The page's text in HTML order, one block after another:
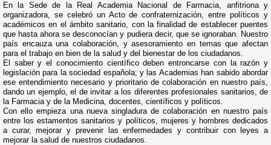
En la Sede de la Real Academia Nacional de Farmacia, anfitriona y
organizadora, se celebró un Acto de confraternización, entre políticos y
académicos en el ámbito sanitario, con la finalidad de establecer puentes
que hasta ahora se desconocían y pudiera decir, que se ignoraban. Nuestro
país encauza una colaboración, y asesoramiento en temas que afectan
para el trabajo en bien de la salud y del bienestar de los ciudadanos.
El saber y el conocimiento científico deben entroncarse con la razón y
legislación para la sociedad española; y las Academias han sabido abordar
ese entendimiento necesario y prioritario de colaboración en nuestro país,
dando un ejemplo, el de invitar a los diferentes profesionales sanitarios, de
la Farmacia y de la Medicina, docentes, científicos y políticos.
Con ello empieza una nueva singladura de colaboración en nuestro país
entre los estamentos sanitarios y políticos, mujeres y hombres dedicados
a curar, mejorar y prevenir las enfermedades y contribuir con leyes a
mejorar la salud de nuestros ciudadanos.